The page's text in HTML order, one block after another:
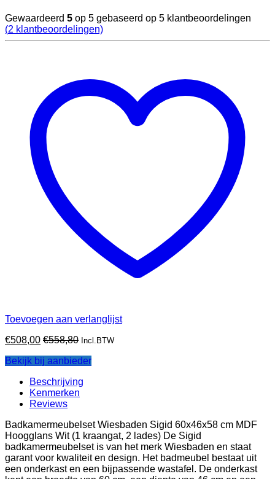
Gewaardeerd 5 op 5 gebaseerd op 5 klantbeoordelingen
(2 klantbeoordelingen)
Toevoegen aan verlanglijst
€508,00 €558,80 Incl.BTW
Bekijk bij aanbieder
Beschrijving
Kenmerken
Reviews
Badkamermeubelset Wiesbaden Sigid 60x46x58 cm MDF
Hoogglans Wit (1 kraangat, 2 lades) De Sigid
badkamermeubelset is van het merk Wiesbaden en staat
garant voor kwaliteit en design. Het badmeubel bestaat uit
een onderkast en een bijpassende wastafel. De onderkast